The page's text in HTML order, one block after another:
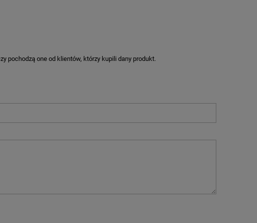
pochodzą one od klientów, którzy kupili dany produkt.